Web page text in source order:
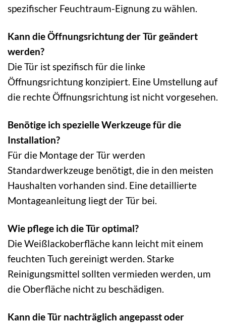
spezifischer Feuchtraum-Eignung zu wählen.
Kann die Öffnungsrichtung der Tür geändert
werden?
Die Tür ist spezifisch für die linke
Öffnungsrichtung konzipiert. Eine Umstellung auf
die rechte Öffnungsrichtung ist nicht vorgesehen.
Benötige ich spezielle Werkzeuge für die
Installation?
Für die Montage der Tür werden
Standardwerkzeuge benötigt, die in den meisten
Haushalten vorhanden sind. Eine detaillierte
Montageanleitung liegt der Tür bei.
Wie pflege ich die Tür optimal?
Die Weißlackoberfläche kann leicht mit einem
feuchten Tuch gereinigt werden. Starke
Reinigungsmittel sollten vermieden werden, um
die Oberfläche nicht zu beschädigen.
Kann die Tür nachträglich angepasst oder